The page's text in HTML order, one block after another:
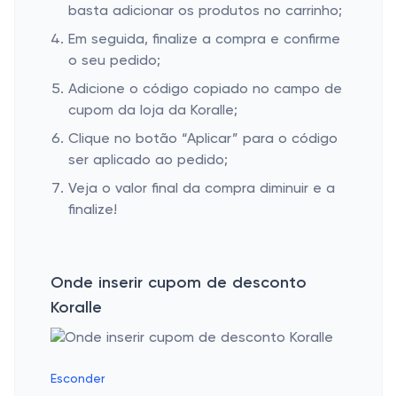
basta adicionar os produtos no carrinho;
Em seguida, finalize a compra e confirme
o seu pedido;
Adicione o código copiado no campo de
cupom da loja da Koralle;
Clique no botão “Aplicar” para o código
ser aplicado ao pedido;
Veja o valor final da compra diminuir e a
finalize!
Onde inserir cupom de desconto
Koralle
Esconder